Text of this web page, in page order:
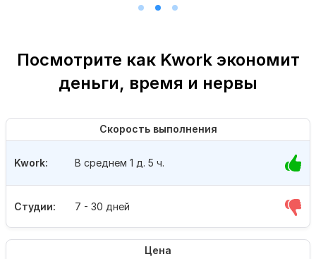
Посмотрите как Kwork экономит
деньги, время и нервы
Скорость выполнения
Студии: 7 - 30 дней
Kwork: В среднем 1 д. 5 ч.
Цена